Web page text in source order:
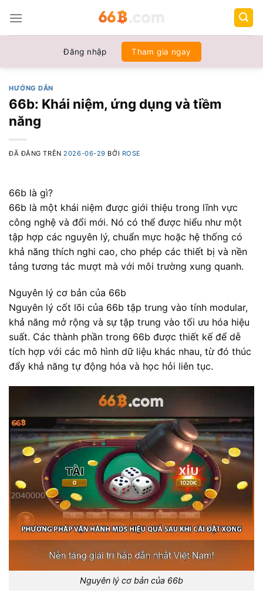
đến
nội
Đăng nhập Tham gia ngay
HƯỚNG DẪN
66b: Khái niệm, ứng dụng và tiềm
năng
ĐÃ ĐĂNG TRÊN 2026-06-29 BỞI ROSE
66b là gì?
66b là một khái niệm được giới thiệu trong lĩnh vực
công nghệ và đổi mới. Nó có thể được hiểu như một
tập hợp các nguyên lý, chuẩn mực hoặc hệ thống có
khả năng thích nghi cao, cho phép các thiết bị và nền
tảng tương tác mượt mà với môi trường xung quanh.
Nguyên lý cơ bản của 66b
Nguyên lý cốt lõi của 66b tập trung vào tính modular,
khả năng mở rộng và sự tập trung vào tối ưu hóa hiệu
suất. Các thành phần trong 66b được thiết kế để dễ
tích hợp với các mô hình dữ liệu khác nhau, từ đó thúc
đẩy khả năng tự động hóa và học hỏi liên tục.
Nguyên lý cơ bản của 66b